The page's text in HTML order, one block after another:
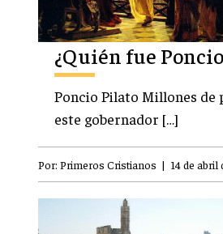
¿Quién fue
Poncio Pilato Millones de
este gobernador […]
Por: Primeros Cristianos | 14 de abril